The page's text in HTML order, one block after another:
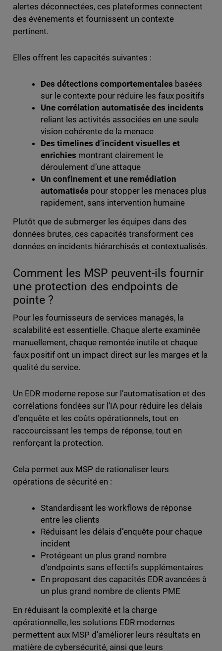
alertes déconnectées, ces plateformes connectent
des événements et fournissent un contexte
pertinent.
Elles offrent les capacités suivantes :
Des détections comportementales basées
sur le contexte pour réduire les faux positifs
Une corrélation automatisée des incidents
reliant les activités associées en une seule
vision cohérente de la menace
Des timelines d’incident visuelles et
enrichies montrant clairement le
déroulement d’une attaque
Un confinement et une remédiation
automatisés pour stopper les menaces plus
rapidement, sans intervention humaine
Plutôt que de submerger les équipes dans des
données brutes, ces capacités transforment ces
données en incidents hiérarchisés et contextualisés.
Comment les MSP peuvent-ils fournir
une protection des endpoints de
pointe ?
Pour les fournisseurs de services managés, la
scalabilité est essentielle. Chaque alerte examinée
manuellement, chaque remontée inutile et chaque
faux positif ont un impact direct sur les marges et la
qualité du service.
Un EDR moderne repose sur l’automatisation et des
corrélations fondées sur l’IA pour réduire les délais
d’enquête et les coûts opérationnels, tout en
raccourcissant les temps de réponse, tout en
renforçant la protection.
Cela permet aux MSP de rationaliser leurs
opérations de sécurité en :
Standardisant les workflows de réponse
entre les clients
Réduisant les délais d’enquête pour chaque
incident
Protégeant un plus grand nombre
d’endpoints sans effectifs supplémentaires
En proposant des capacités EDR avancées à
un plus grand nombre de clients PME
En réduisant la complexité et la charge
opérationnelle, les solutions EDR modernes
permettent aux MSP d’améliorer leurs résultats en
matière de cybersécurité, ainsi que leurs